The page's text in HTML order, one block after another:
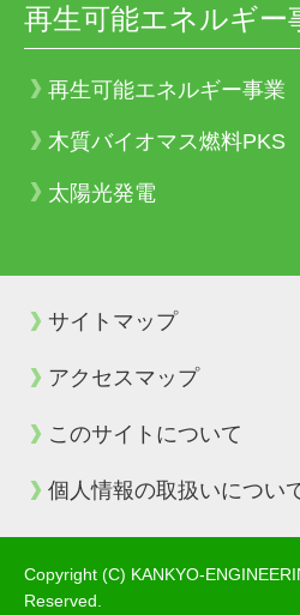
再生可能エネルギー
再生可能エネルギー事業
木質バイオマス燃料PKS
太陽光発電
サイトマップ
アクセスマップ
このサイトについて
個人情報の取扱いについ
Copyright (C) KANKYO-
Reserved.